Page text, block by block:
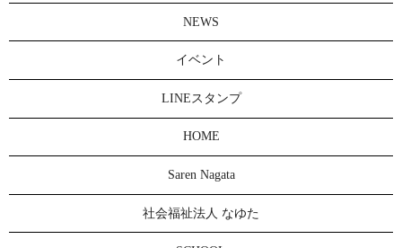
NEWS
イベント
LINEスタンプ
HOME
Saren Nagata
社会福祉法人 なゆた